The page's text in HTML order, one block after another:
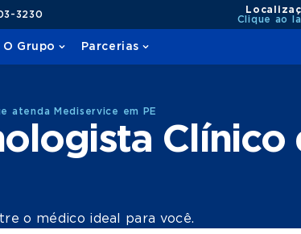
3230
Clique ao
O Grupo Parcerias
atenda Mediservice em PE
Clínico
o médico ideal para você.